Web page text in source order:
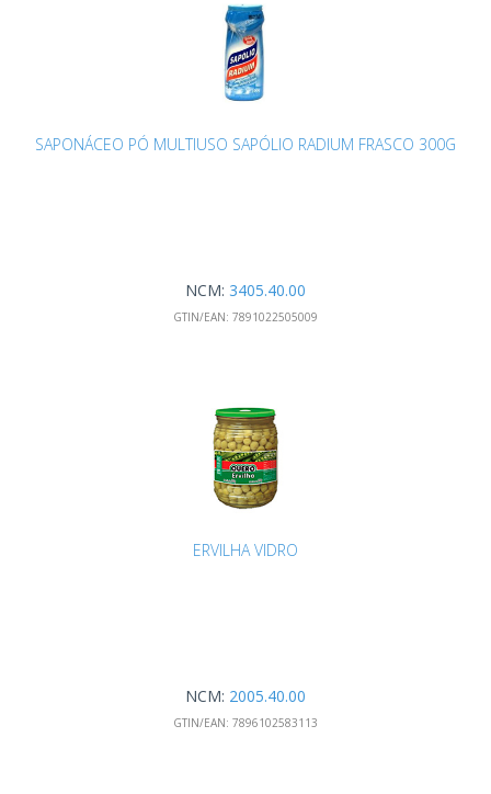
SAPONÁCEO PÓ MULTIUSO SAPÓLIO RADIUM FRASCO 300G
NCM: 3405.40.00
GTIN/EAN: 7891022505009
ERVILHA VIDRO
NCM: 2005.40.00
GTIN/EAN: 7896102583113